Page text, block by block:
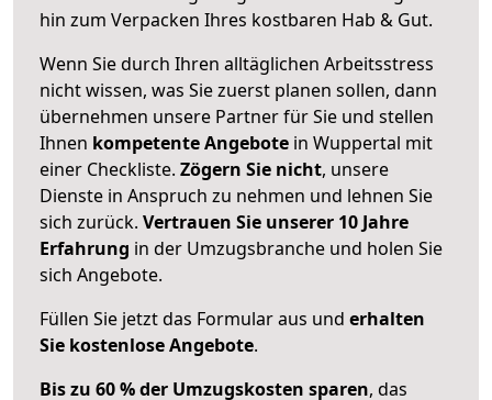
hin zum Verpacken Ihres kostbaren Hab & Gut.
Wenn Sie durch Ihren alltäglichen Arbeitsstress
nicht wissen, was Sie zuerst planen sollen, dann
übernehmen unsere Partner für Sie und stellen
Ihnen kompetente Angebote in Wuppertal mit
einer Checkliste. Zögern Sie nicht, unsere
Dienste in Anspruch zu nehmen und lehnen Sie
sich zurück. Vertrauen Sie unserer 10 Jahre
Erfahrung in der Umzugsbranche und holen Sie
sich Angebote.
Füllen Sie jetzt das Formular aus und erhalten
Sie kostenlose Angebote.
Bis zu 60 % der Umzugskosten sparen, das